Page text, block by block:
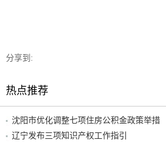
分享到:
热点推荐
沈阳市优化调整七项住房公积金政策举措
辽宁发布三项知识产权工作指引